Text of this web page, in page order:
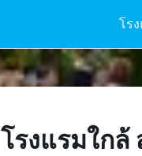
โร
โรงแรมใก